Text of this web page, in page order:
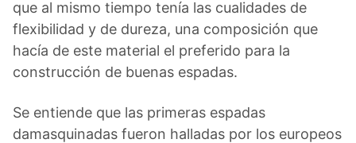
que al mismo tiempo tenía las cualidades de
flexibilidad y de dureza, una composición que
hacía de este material el preferido para la
construcción de buenas espadas.
Se entiende que las primeras espadas
damasquinadas fueron halladas por los europeos